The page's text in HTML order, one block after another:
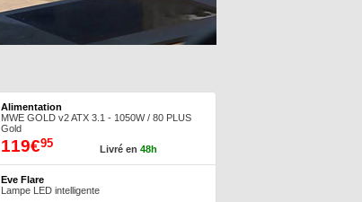
Alimentation
MWE GOLD v2 ATX 3.1 - 1050W / 80 PLUS
Gold
Livré en 48h
119€95
Eve Flare
Lampe LED intelligente